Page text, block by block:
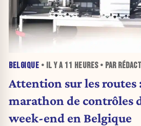
BELGIQUE • IL Y A 11 HEURES• PAR
Attention sur les routes
marathon de contrôles
week-end en Belgique